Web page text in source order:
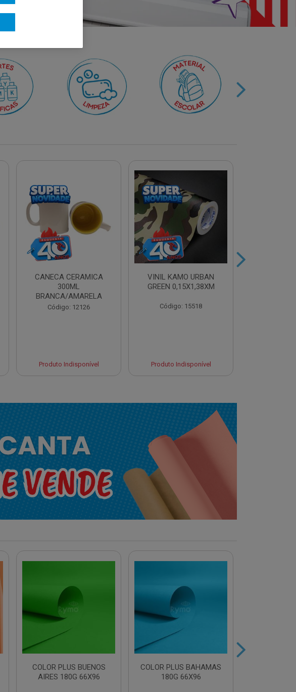
CANECA CERAMICA
300ML
BRANCA/AMARELA
Código: 12126
Produto Indisponível
VINIL KAMO URBAN
GREEN 0,15X1,38XM
Código: 15518
Produto Indisponível
COLOR PLUS BUENOS
AIRES 180G 66X96
COLOR PLUS BAHAMAS
180G 66X96